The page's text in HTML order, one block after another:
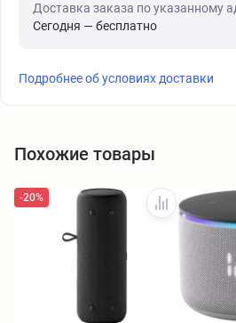
Доставка заказа по указанному
Сегодня — бесплатно
Подробнее об условиях доставки
Похожие товары
-20%